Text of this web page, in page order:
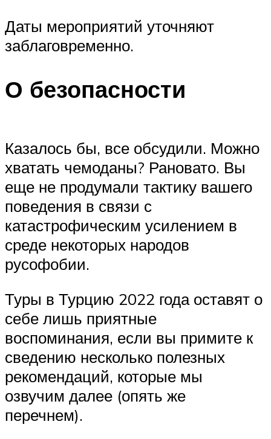
Даты мероприятий уточняют
заблаговременно.
О безопасности
Казалось бы, все обсудили. Можно
хватать чемоданы? Рановато. Вы
еще не продумали тактику вашего
поведения в связи с
катастрофическим усилением в
среде некоторых народов
русофобии.
Туры в Турцию 2022 года оставят о
себе лишь приятные
воспоминания, если вы примите к
сведению несколько полезных
рекомендаций, которые мы
озвучим далее (опять же
перечнем).